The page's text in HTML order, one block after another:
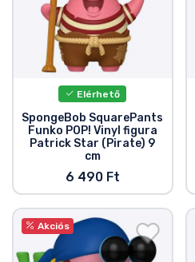
Elérhető
SpongeBob SquarePants
Funko POP! Vinyl figura
Patrick Star (Pirate) 9
cm
6 490 Ft
Akciós